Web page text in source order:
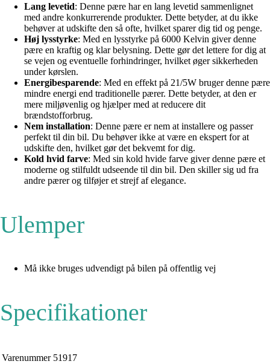
Lang levetid: Denne pære har en lang levetid sammenlignet
med andre konkurrerende produkter. Dette betyder, at du ikke
behøver at udskifte den så ofte, hvilket sparer dig tid og penge.
Høj lysstyrke: Med en lysstyrke på 6000 Kelvin giver denne
pære en kraftig og klar belysning. Dette gør det lettere for dig at
se vejen og eventuelle forhindringer, hvilket øger sikkerheden
under kørslen.
Energibesparende: Med en effekt på 21/5W bruger denne pære
mindre energi end traditionelle pærer. Dette betyder, at den er
mere miljøvenlig og hjælper med at reducere dit
brændstofforbrug.
Nem installation: Denne pære er nem at installere og passer
perfekt til din bil. Du behøver ikke at være en ekspert for at
udskifte den, hvilket gør det bekvemt for dig.
Kold hvid farve: Med sin kold hvide farve giver denne pære et
moderne og stilfuldt udseende til din bil. Den skiller sig ud fra
andre pærer og tilføjer et strejf af elegance.
Ulemper
Må ikke bruges udvendigt på bilen på offentlig vej
Specifikationer
Varenummer 51917